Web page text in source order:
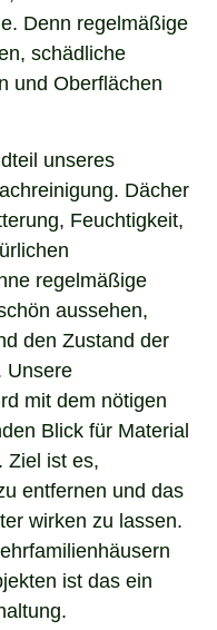
Denn regelmäßige
schädliche
und Oberflächen
unseres
Dächer
Feuchtigkeit,
regelmäßige
aussehen,
den Zustand der
Unsere
mit dem nötigen
Blick für Material
ist es,
entfernen und das
wirken zu lassen.
ist das ein